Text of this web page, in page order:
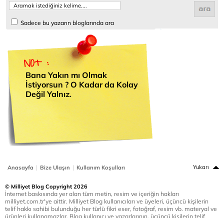
Sadece bu yazarın bloglarında ara
Bana Yakın mı Olmak
İstiyorsun ? O Kadar da Kolay
Değil Yalnız.
Anasayfa | Bize Ulaşın | Kullanım Koşulları Yukarı
© Milliyet Blog Copyright 2026
İnternet baskısında yer alan tüm metin, resim ve içeriğin hakları
milliyet.com.tr'ye aittir. Milliyet Blog kullanıcıları ve üyeleri, üçüncü kişilerin
telif hakkı sahibi bulunduğu her türlü fikri eser, fotoğraf, resim vb. materyal ve
ürünleri kullanamazlar. Blog kullanıcı ve yazarlarının, üçüncü kişilerin telif